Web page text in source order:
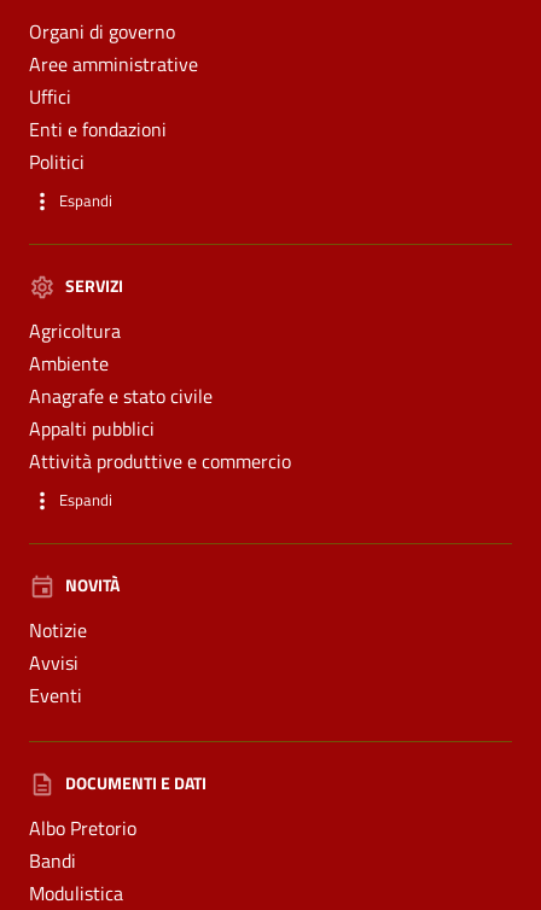
Organi di governo
Aree amministrative
Uffici
Enti e fondazioni
Politici
Espandi
SERVIZI
Agricoltura
Ambiente
Anagrafe e stato civile
Appalti pubblici
Attività produttive e commercio
Espandi
NOVITÀ
Notizie
Avvisi
Eventi
DOCUMENTI E DATI
Albo Pretorio
Bandi
Modulistica